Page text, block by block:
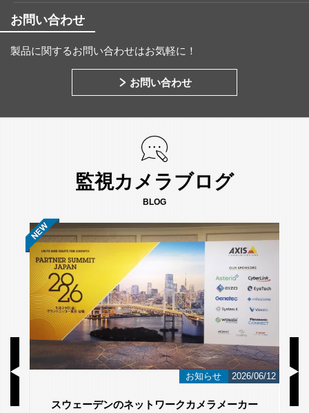
お問い合わせ
製品に関するお問い合わせはお気軽に！
お問い合わせ
監視カメラブログ
BLOG
23 お知らせ 2026/06/12
スウェーデンのネットワークカメラメーカー